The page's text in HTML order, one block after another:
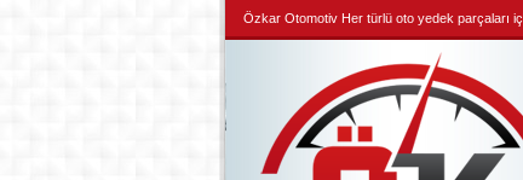
Özkar Otomotiv Her türlü oto yedek parçaları